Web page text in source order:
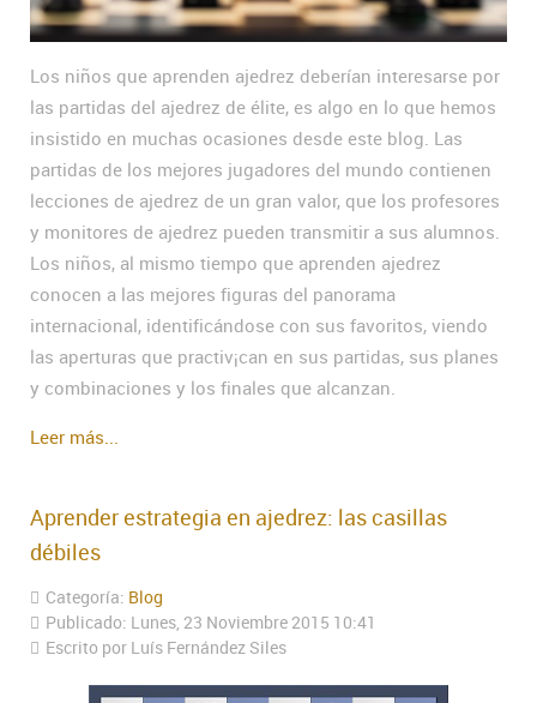
Los niños que aprenden ajedrez deberían interesarse por
las partidas del ajedrez de élite, es algo en lo que hemos
insistido en muchas ocasiones desde este blog. Las
partidas de los mejores jugadores del mundo contienen
lecciones de ajedrez de un gran valor, que los profesores
y monitores de ajedrez pueden transmitir a sus alumnos.
Los niños, al mismo tiempo que aprenden ajedrez
conocen a las mejores figuras del panorama
internacional, identificándose con sus favoritos, viendo
las aperturas que practiv¡can en sus partidas, sus planes
y combinaciones y los finales que alcanzan.
Leer más...
Aprender estrategia en ajedrez: las casillas
débiles
Categoría: Blog
Publicado: Lunes, 23 Noviembre 2015 10:41
Escrito por Luís Fernández Siles